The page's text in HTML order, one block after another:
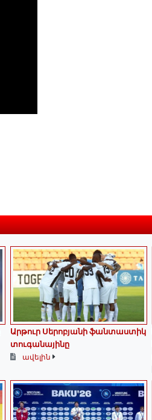
Արթուր Սերոբյանի ֆանտաստիկ
տուգանայինը
ավելին